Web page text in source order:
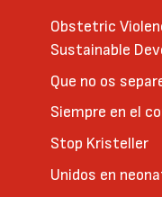
Obstetric
Sustainable
Que no os
Siempre en el
Stop Kristeller
Unidos en